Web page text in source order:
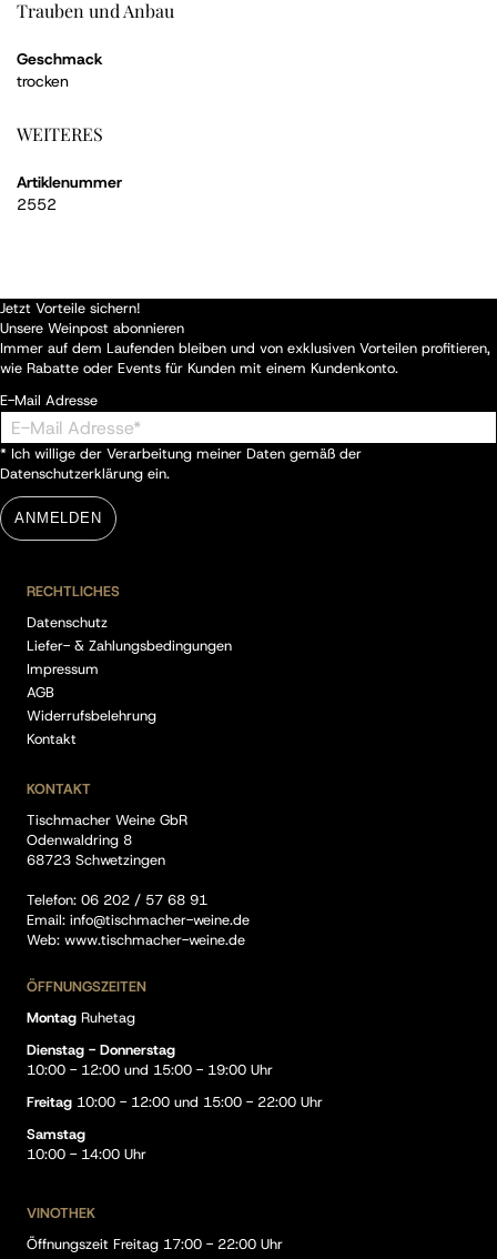
Trauben und Anbau
Geschmack
trocken
WEITERES
Artiklenummer
2552
Jetzt Vorteile sichern!
Unsere Weinpost abonnieren
Immer auf dem Laufenden bleiben und von exklusiven Vorteilen profitieren,
wie Rabatte oder Events für Kunden mit einem Kundenkonto.
E-Mail Adresse
* Ich willige der Verarbeitung meiner Daten gemäß der
Datenschutzerklärung ein.
ANMELDEN
RECHTLICHES
Datenschutz
Liefer- & Zahlungsbedingungen
Impressum
AGB
Widerrufsbelehrung
Kontakt
KONTAKT
Tischmacher Weine GbR
Odenwaldring 8
68723 Schwetzingen
Telefon: 06 202 / 57 68 91
Email: info@tischmacher-weine.de
Web: www.tischmacher-weine.de
ÖFFNUNGSZEITEN
Montag Ruhetag
Dienstag - Donnerstag
10:00 - 12:00 und 15:00 - 19:00 Uhr
Freitag 10:00 - 12:00 und 15:00 - 22:00 Uhr
Samstag
10:00 - 14:00 Uhr
VINOTHEK
Öffnungszeit Freitag 17:00 - 22:00 Uhr